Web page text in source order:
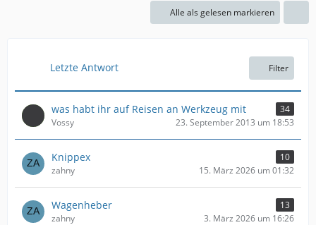
Alle als gelesen markieren
Letzte Antwort Filter
was habt ihr auf Reisen an Werkzeug mit
34
Vossy
23. September 2013 um 18:53
Knippex
10
zahny
15. März 2026 um 01:32
Wagenheber
13
zahny
3. März 2026 um 16:26